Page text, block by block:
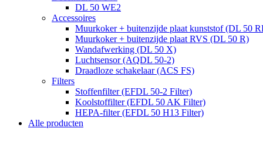
DL 50 WE2
Accessoires
Muurkoker + buitenzijde plaat kunststof (DL 50
Muurkoker + buitenzijde plaat RVS (DL 50 R)
Wandafwerking (DL 50 X)
Luchtsensor (AQDL 50-2)
Draadloze schakelaar (ACS FS)
Filters
Stoffenfilter (EFDL 50-2 Filter)
Koolstoffilter (EFDL 50 AK Filter)
HEPA-filter (EFDL 50 H13 Filter)
Alle producten